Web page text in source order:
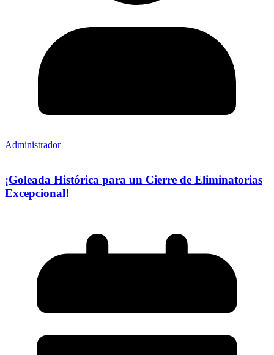
Administrador
¡Goleada Histórica para un Cierre de Eliminatorias
Excepcional!